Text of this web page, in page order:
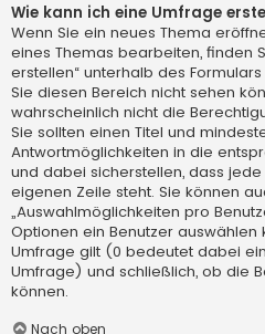
Wie kann ich eine Umfrage
Wenn Sie ein neues Thema
eines Themas bearbeiten, finden
erstellen“ unterhalb des
Sie diesen Bereich nicht sehen
wahrscheinlich nicht die
Sie sollten einen Titel und
Antwortmöglichkeiten in die
und dabei sicherstellen, dass
eigenen Zeile steht. Sie können
„Auswahlmöglichkeiten pro
Optionen ein Benutzer auswählen
Umfrage gilt (0 bedeutet dabei
Umfrage) und schließlich, ob die
können.
Nach oben